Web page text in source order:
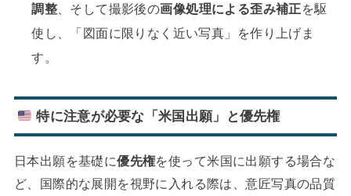
調整、そして撮影後の画像処理による歪み補正を駆
使し、「図面に限りなく近い写真」を作り上げま
す。
特に注意が必要な「米国出願」と優先権
日本出願を基礎に優先権を使って米国に出願する場合な
ど、国際的な展開を視野に入れる際は、意匠写真の品質